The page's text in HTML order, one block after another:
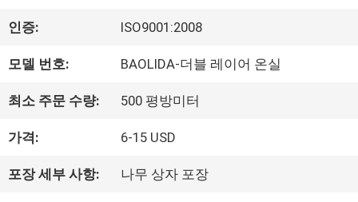
VR
전
시
회
우
인증: ISO9001:2008
모델 번호: BAOLIDA-더블 레이어 온실
최소 주문 수량: 500 평방미터
가격: 6-15 USD
포장 세부 사항: 나무 상자 포장